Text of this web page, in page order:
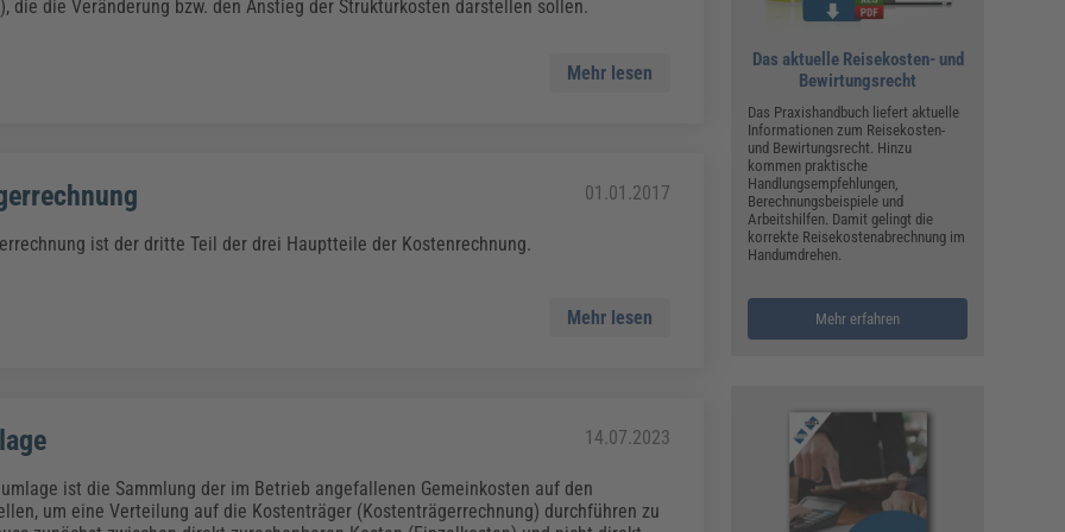
Fachpublikationen & Arbeitshilfen
Weiterbildungen (AKADEMIE HERKERT)
Fachpublikationen & Arbeitshilfen
Zollverfahren & Zollvorschriften
die die Veränderung bzw. den Anstieg der Strukturkosten darstellen sollen.
Mehr lesen
01.01.2017
ist der dritte Teil der drei Hauptteile der Kostenrechnung.
Mehr lesen
14.07.2023
ist die Sammlung der im Betrieb angefallenen Gemeinkosten auf den
um eine Verteilung auf die Kostenträger (Kostenträgerrechnung) durchführen zu
Das aktuelle Reisekosten- und
Bewirtungsrecht
Das Praxishandbuch liefert aktuelle
Informationen zum Reisekosten-
und Bewirtungsrecht. Hinzu
kommen praktische
Handlungsempfehlungen,
Berechnungsbeispiele und
Arbeitshilfen. Damit gelingt die
korrekte Reisekostenabrechnung im
Handumdrehen.
Mehr erfahren